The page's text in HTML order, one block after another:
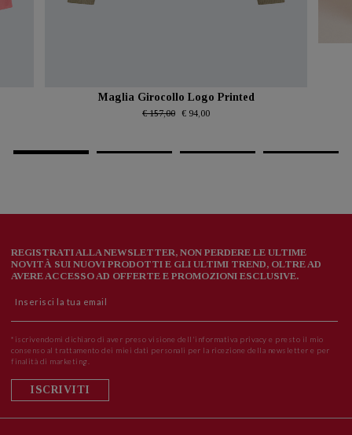
Maglia Girocollo Logo Printed
€ 157,00 € 94,00
REGISTRATI ALLA NEWSLETTER, NON PERDERE LE ULTIME
NOVITÀ SUI NUOVI PRODOTTI E GLI ULTIMI TREND, OLTRE AD
AVERE ACCESSO AD OFFERTE E PROMOZIONI ESCLUSIVE.
*iscrivendomi dichiaro di aver preso visione dell'informativa privacy e presto il mio
consenso al trattamento dei miei dati personali per la ricezione della newsletter e per
finalità di marketing.
ISCRIVITI